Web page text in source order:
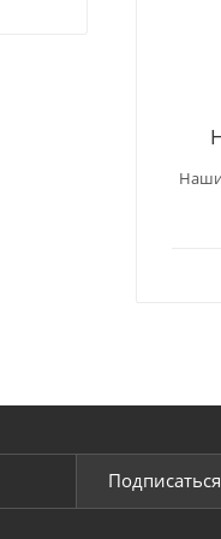
Наши
Подписаться